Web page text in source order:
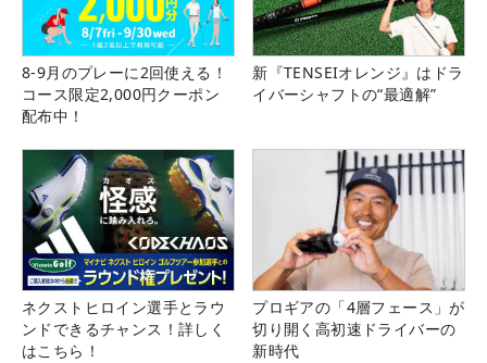
8-9月のプレーに2回使える！
コース限定2,000円クーポン
配布中！
新『TENSEIオレンジ』はドラ
イバーシャフトの“最適解”
ネクストヒロイン選手とラウ
ンドできるチャンス！詳しく
はこちら！
プロギアの「4層フェース」が
切り開く高初速ドライバーの
新時代